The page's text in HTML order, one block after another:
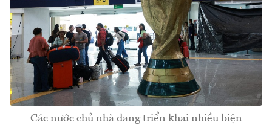
Các nước chủ nhà đang triển khai nhiều biện